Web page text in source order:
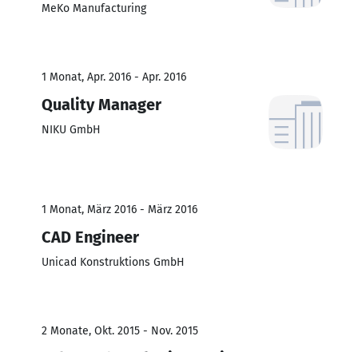
MeKo Manufacturing
1 Monat, Apr. 2016 - Apr. 2016
Quality Manager
NIKU GmbH
1 Monat, März 2016 - März 2016
CAD Engineer
Unicad Konstruktions GmbH
2 Monate, Okt. 2015 - Nov. 2015